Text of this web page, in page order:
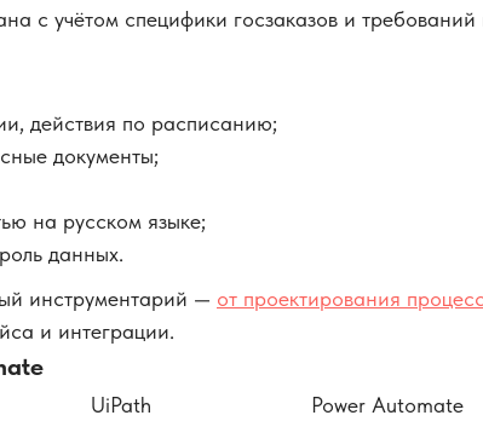
с учётом специфики госзаказов и требований
действия по расписанию;
документы;
на русском языке;
данных.
инструментарий — от проектирования
и интеграции.
UiPath
Power Automate